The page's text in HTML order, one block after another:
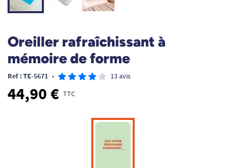
Oreiller rafraîchissant à
mémoire de forme
Ref : TE-5671 • 13 avis
44,90 € TTC